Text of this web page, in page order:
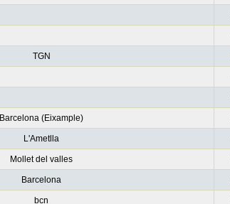
TGN
Barcelona (Eixample)
L'Ametlla
Mollet del valles
Barcelona
bcn